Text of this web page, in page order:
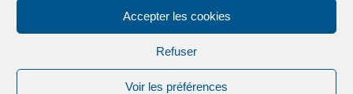
Accepter les cookies
Refuser
Voir les préférences
professionnelle (VLEP)
Equipements de protection
individuelle : gants, lunettes